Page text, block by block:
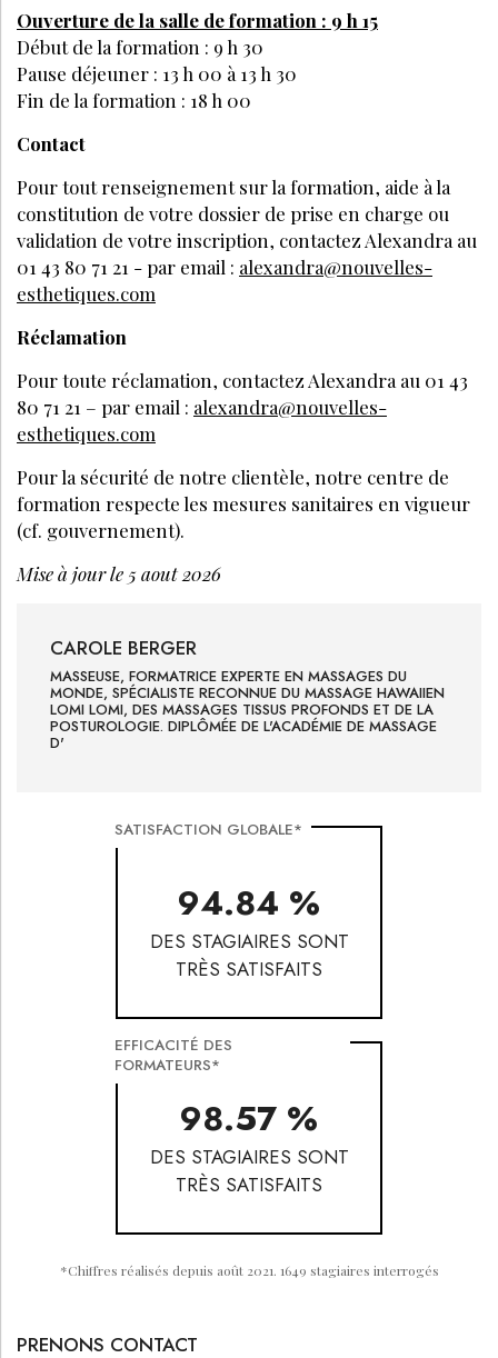
Ouverture de la salle de formation : 9 h 15
Début de la formation : 9 h 30
Pause déjeuner : 13 h 00 à 13 h 30
Fin de la formation : 18 h 00
Contact
Pour tout renseignement sur la formation, aide à la
constitution de votre dossier de prise en charge ou
validation de votre inscription, contactez Alexandra au
01 43 80 71 21 - par email : alexandra@nouvelles-
esthetiques.com
Réclamation
Pour toute réclamation, contactez Alexandra au 01 43
80 71 21 – par email : alexandra@nouvelles-
esthetiques.com
Pour la sécurité de notre clientèle, notre centre de
formation respecte les mesures sanitaires en vigueur
(cf. gouvernement).
Mise à jour le 5 aout 2026
CAROLE BERGER
MASSEUSE, FORMATRICE EXPERTE EN MASSAGES DU
MONDE, SPÉCIALISTE RECONNUE DU MASSAGE HAWAIIEN
LOMI LOMI, DES MASSAGES TISSUS PROFONDS ET DE LA
POSTUROLOGIE. DIPLÔMÉE DE L'ACADÉMIE DE MASSAGE
D'
SATISFACTION GLOBALE*
94.84 %
DES STAGIAIRES SONT
TRÈS SATISFAITS
EFFICACITÉ DES
FORMATEURS*
98.57 %
DES STAGIAIRES SONT
TRÈS SATISFAITS
*Chiffres réalisés depuis août 2021. 1649 stagiaires interrogés
PRENONS CONTACT